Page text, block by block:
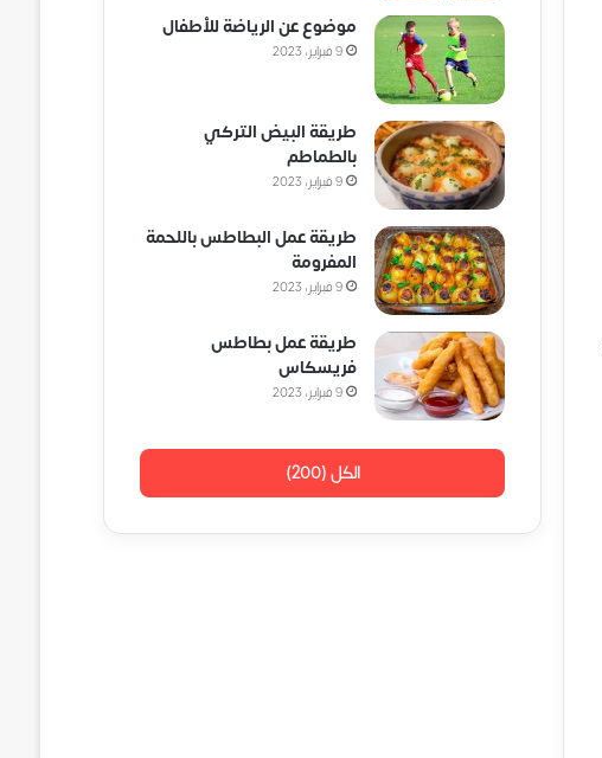
موضوع عن الرياضة للأطفال
9 فبراير، 2023
طريقة البيض التركي
بالطماطم
9 فبراير، 2023
طريقة عمل البطاطس باللحمة
المفرومة
9 فبراير، 2023
طريقة عمل بطاطس
فريسكاس
9 فبراير، 2023
الكل (200)